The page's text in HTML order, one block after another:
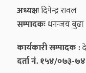
अध्यक्षःदिपेन्द्र रावल
सम्पादकःधनन्‍जय बुढा
कार्यकारी सम्पादक :
दर्ता नं. १५४/०७३-७४